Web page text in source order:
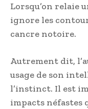
Lorsqu’on relaie
ignore les
cancre notoire.
Autrement dit,
usage de son
l’instinct. Il est
impacts néfastes